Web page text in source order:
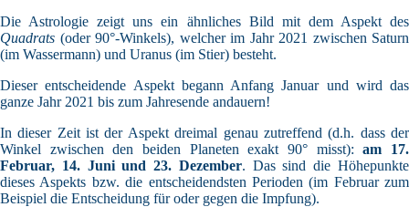
Die Astrologie zeigt uns ein ähnliches Bild mit dem Aspekt des
Quadrats (oder 90°-Winkels), welcher im Jahr 2021 zwischen Saturn
(im Wassermann) und Uranus (im Stier) besteht.
Dieser entscheidende Aspekt begann Anfang Januar und wird das
ganze Jahr 2021 bis zum Jahresende andauern!
In dieser Zeit ist der Aspekt dreimal genau zutreffend (d.h. dass der
Winkel zwischen den beiden Planeten exakt 90° misst):am 17.
Februar, 14. Juni und 23. Dezember. Das sind die Höhepunkte
dieses Aspekts bzw. die entscheidendsten Perioden (im Februar zum
Beispiel die Entscheidung für oder gegen die Impfung).